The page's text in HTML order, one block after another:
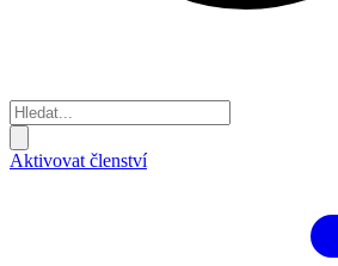
Aktivovat členství